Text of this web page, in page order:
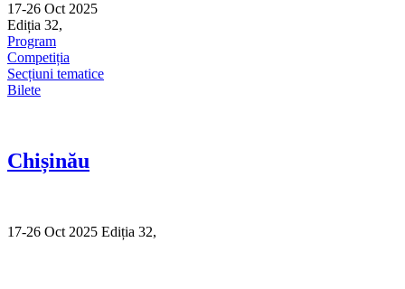
17-26 Oct 2025
Ediția 32,
Program
Competiția
Secțiuni tematice
Bilete
Chișinău
17-26 Oct 2025 Ediția 32,